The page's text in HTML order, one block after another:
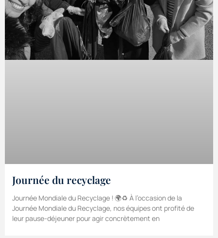
Journée du recyclage
Journée Mondiale du Recyclage ! 🌍♻️ À l’occasion de la
Journée Mondiale du Recyclage, nos équipes ont profité de
leur pause-déjeuner pour agir concrètement en